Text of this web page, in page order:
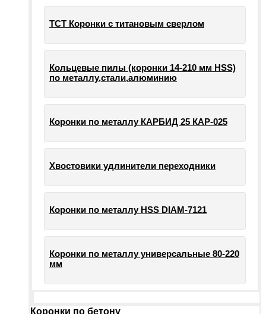
ТСТ Коронки с титановым сверлом
Кольцевые пилы (коронки 14-210 мм HSS)
по металлу,стали,алюминию
Коронки по металлу КАРБИД 25 КАР-025
Хвостовики удлинители переходники
Коронки по металлу HSS DIAM-7121
Коронки по металлу универсальные 80-220
мм
Коронки по бетону